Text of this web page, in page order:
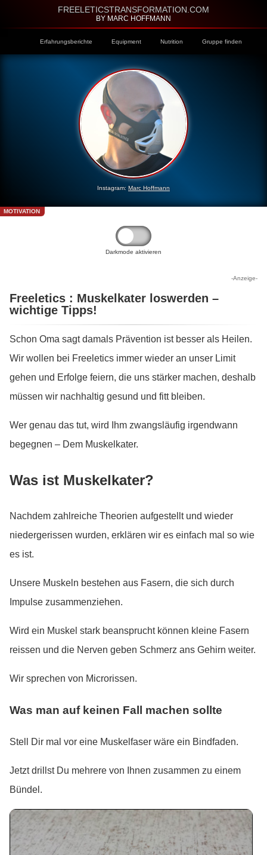
FREELETICSTRANSFORMATION.COM
BY MARC HOFFMANN
Erfahrungsberichte Equipment Nutrition Gruppe finden
Instagram: Marc Hoffmann
MOTIVATION
Darkmode aktivieren
-Anzeige-
Freeletics : Muskelkater loswerden –
wichtige Tipps!
Schon Oma sagt damals Prävention ist besser als Heilen.
Wir wollen bei Freeletics immer wieder an unser Limit
gehen und Erfolge feiern, die uns stärker machen, deshalb
müssen wir nachhaltig gesund und fitt bleiben.
Wer genau das tut, wird Ihm zwangsläufig irgendwann
begegnen – Dem Muskelkater.
Was ist Muskelkater?
Nachdem zahlreiche Theorien aufgestellt und wieder
niedergerissen wurden, erklären wir es einfach mal so wie
es ist.
Unsere Muskeln bestehen aus Fasern, die sich durch
Impulse zusammenziehen.
Wird ein Muskel stark beansprucht können kleine Fasern
reissen und die Nerven geben Schmerz ans Gehirn weiter.
Wir sprechen von Microrissen.
Was man auf keinen Fall machen sollte
Stell Dir mal vor eine Muskelfaser wäre ein Bindfaden.
Jetzt drillst Du mehrere von Ihnen zusammen zu einem
Bündel.